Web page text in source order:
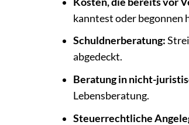
kanntest oder begonnen
Schuldnerberatung:
abgedeckt.
Beratung in nicht-
Lebensberatung.
Steuerrechtliche